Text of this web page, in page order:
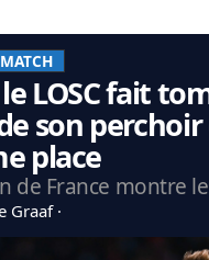
NOUS
le LOSC fait
son perchoir
place
de France montre
Graaf